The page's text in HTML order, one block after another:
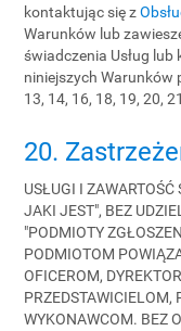
kontaktując się z
Warunków lub
świadczenia Usług
niniejszych Warunków
13, 14, 16, 18, 19, 20,
20.
USŁUGI I ZAWARTOŚĆ
JAKI JEST", BEZ
"PODMIOTY
PODMIOTOM
OFICEROM,
PRZEDSTAWICIELOM,
WYKONAWCOM. BEZ